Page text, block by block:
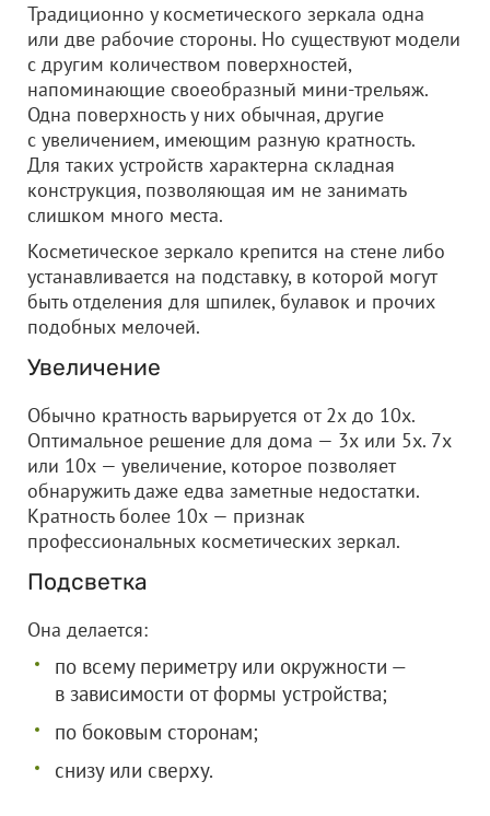
Традиционно у косметического зеркала одна
или две рабочие стороны. Но существуют модели
с другим количеством поверхностей,
напоминающие своеобразный мини-трельяж.
Одна поверхность у них обычная, другие
с увеличением, имеющим разную кратность.
Для таких устройств характерна складная
конструкция, позволяющая им не занимать
слишком много места.
Косметическое зеркало крепится на стене либо
устанавливается на подставку, в которой могут
быть отделения для шпилек, булавок и прочих
подобных мелочей.
Увеличение
Обычно кратность варьируется от 2х до 10х.
Оптимальное решение для дома — 3х или 5х. 7х
или 10х — увеличение, которое позволяет
обнаружить даже едва заметные недостатки.
Кратность более 10х — признак
профессиональных косметических зеркал.
Подсветка
Она делается:
по всему периметру или окружности —
в зависимости от формы устройства;
по боковым сторонам;
снизу или сверху.